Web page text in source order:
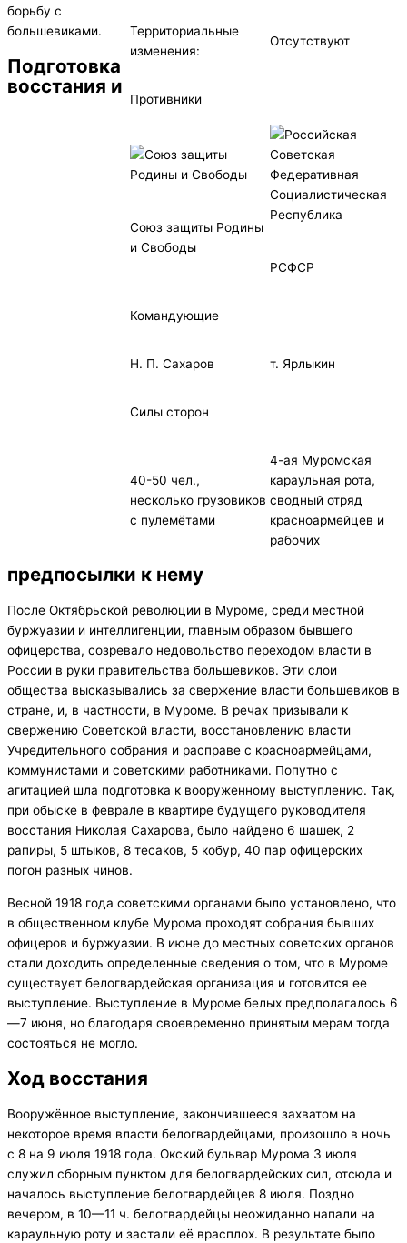
Территориальные
изменения:
Отсутствуют
Противники
Союз защиты Родины
и Свободы
РСФСР
Командующие
Н. П. Сахаров т. Ярлыкин
Силы сторон
40-50 чел.,
несколько грузовиков
с пулемётами
4-ая Муромская
караульная рота,
сводный отряд
красноармейцев и
рабочих
борьбу с
большевиками.
Подготовка
восстания и
предпосылки к нему
После Октябрьской революции в Муроме, среди местной
буржуазии и интеллигенции, главным образом бывшего
офицерства, созревало недовольство переходом власти в
России в руки правительства большевиков. Эти слои
общества высказывались за свержение власти большевиков в
стране, и, в частности, в Муроме. В речах призывали к
свержению Советской власти, восстановлению власти
Учредительного собрания и расправе с красноармейцами,
коммунистами и советскими работниками. Попутно с
агитацией шла подготовка к вооруженному выступлению. Так,
при обыске в феврале в квартире будущего руководителя
восстания Николая Сахарова, было найдено 6 шашек, 2
рапиры, 5 штыков, 8 тесаков, 5 кобур, 40 пар офицерских
погон разных чинов.
Весной 1918 года советскими органами было установлено, что
в общественном клубе Мурома проходят собрания бывших
офицеров и буржуазии. В июне до местных советских органов
стали доходить определенные сведения о том, что в Муроме
существует белогвардейская организация и готовится ее
выступление. Выступление в Муроме белых предполагалось 6
—7 июня, но благодаря своевременно принятым мерам тогда
состояться не могло.
Ход восстания
Вооружённое выступление, закончившееся захватом на
некоторое время власти белогвардейцами, произошло в ночь
с 8 на 9 июля 1918 года. Окский бульвар Мурома 3 июля
служил сборным пунктом для белогвардейских сил, отсюда и
началось выступление белогвардейцев 8 июля. Поздно
вечером, в 10—11 ч. белогвардейцы неожиданно напали на
караульную роту и застали её врасплох. В результате было